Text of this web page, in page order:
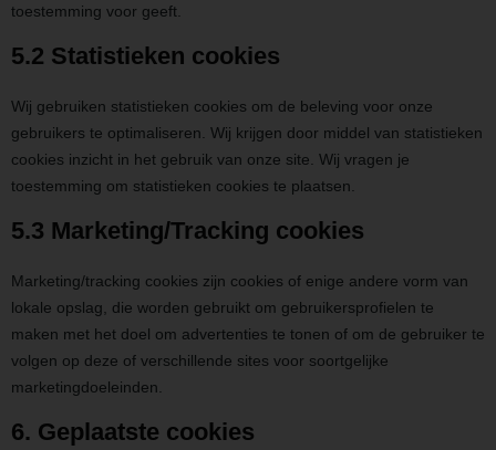
toestemming voor geeft.
5.2 Statistieken cookies
Wij gebruiken statistieken cookies om de beleving voor onze
gebruikers te optimaliseren. Wij krijgen door middel van statistieken
cookies inzicht in het gebruik van onze site. Wij vragen je
toestemming om statistieken cookies te plaatsen.
5.3 Marketing/Tracking cookies
Marketing/tracking cookies zijn cookies of enige andere vorm van
lokale opslag, die worden gebruikt om gebruikersprofielen te
maken met het doel om advertenties te tonen of om de gebruiker te
volgen op deze of verschillende sites voor soortgelijke
marketingdoeleinden.
6. Geplaatste cookies